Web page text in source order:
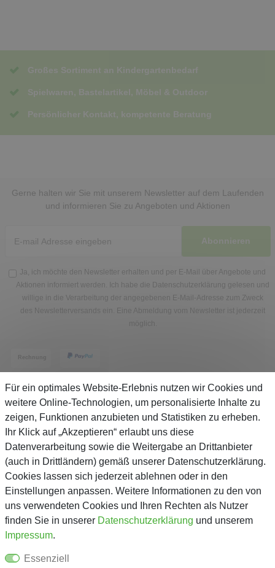
Großes Sortiment an Kindergartenbedarf
Spielwaren, Bastelartikel, Möbel & Outdoor
Persönlicher Kontakt, kompetente Beratung
Gerne halten wir Sie mit unserem Newsletter auf dem Laufenden
und informieren Sie zu Angeboten und Aktionen
Abonnieren
Ja, ich möchte den Newsletter erhalten und per E-Mail über Angebote und
Aktionen informiert werden. Ich habe die Datenschutzerklärung gelesen und
willige in die Verarbeitung der angegebenen E-Mail-Adresse zum Zweck
des Newsletterversands ein. Eine Abmeldung vom Newsletter ist jederzeit
möglich.
Service
Unternehmen
Kontaktformular
AGB
Datenschutz
Für ein optimales Website-Erlebnis nutzen wir Cookies und
weitere Online-Technologien, um personalisierte Inhalte zu
zeigen, Funktionen anzubieten und Statistiken zu erheben.
Ihr Klick auf „Akzeptieren“ erlaubt uns diese
Datenverarbeitung sowie die Weitergabe an Drittanbieter
(auch in Drittländern) gemäß unserer Datenschutzerklärung.
Cookies lassen sich jederzeit ablehnen oder in den
Einstellungen anpassen. Weitere Informationen zu den von
uns verwendeten Cookies und Ihren Rechten als Nutzer
finden Sie in unserer Daten­schutz­erklärung und unserem
Impressum.
Essenziell